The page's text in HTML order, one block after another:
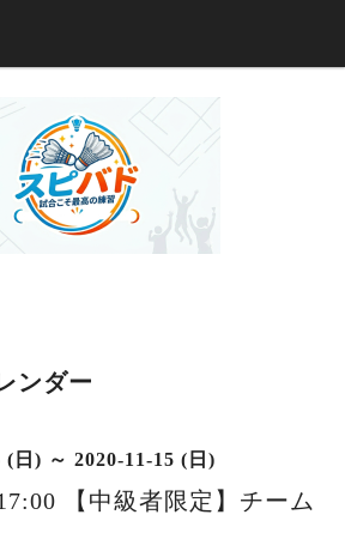
ンダー
(日) ～ 2020-11-15 (日)
【中級者限定】チーム